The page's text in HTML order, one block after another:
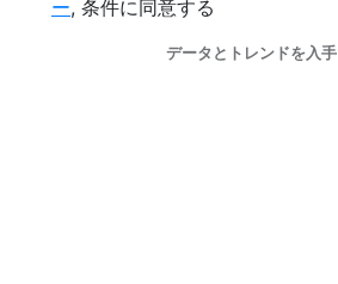
ー, 条件に同意する
データとトレンドを入手